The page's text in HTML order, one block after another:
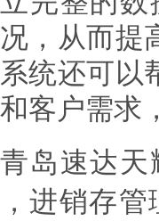
况，从而提
系统还可以
和客户需求
青岛速达
，进销存